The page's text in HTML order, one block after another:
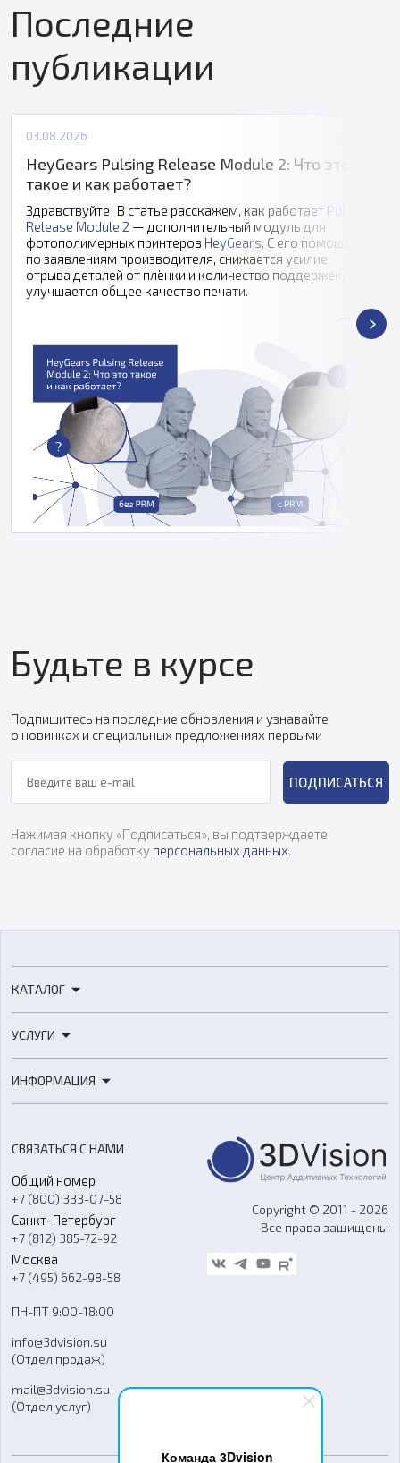
Команда 3Dvision
Последние
публикации
03.08.2026
HeyGears Pulsing Release Module 2: Что это
такое и как работает?
Здравствуйте! В статье расскажем, как работает Pulsing
Release Module 2 — дополнительный модуль для
фотополимерных принтеров HeyGears. С его помощью,
по заявлениям производителя, снижается усилие
отрыва деталей от плёнки и количество поддержек,
улучшается общее качество печати.
Будьте в курсе
Подпишитесь на последние обновления и узнавайте
о новинках и специальных предложениях первыми
ПОДПИСАТЬСЯ
Нажимая кнопку «Подписаться», вы подтверждаете
согласие на обработку персональных данных.
КАТАЛОГ
3D-сканеры
Расходные материалы
Оборудование и материалы для вакуумного литья
Аксессуары и прочее оборудование
Программное обеспечение
УСЛУГИ
3D-моделирование
Ремонт и услуги
ИНФОРМАЦИЯ
О компании
Контакты
Гос. закупки
Стать дилером
Блог
FAQ
СВЯЗАТЬСЯ С НАМИ
Общий номер
+7 (800) 333-07-58
Санкт-Петербург
+7 (812) 385-72-92
Москва
+7 (495) 662-98-58
ПН-ПТ 9:00-18:00
info@3dvision.su
(Отдел продаж)
mail@3dvision.su
(Отдел услуг)
Copyright © 2011 - 2026
Все права защищены